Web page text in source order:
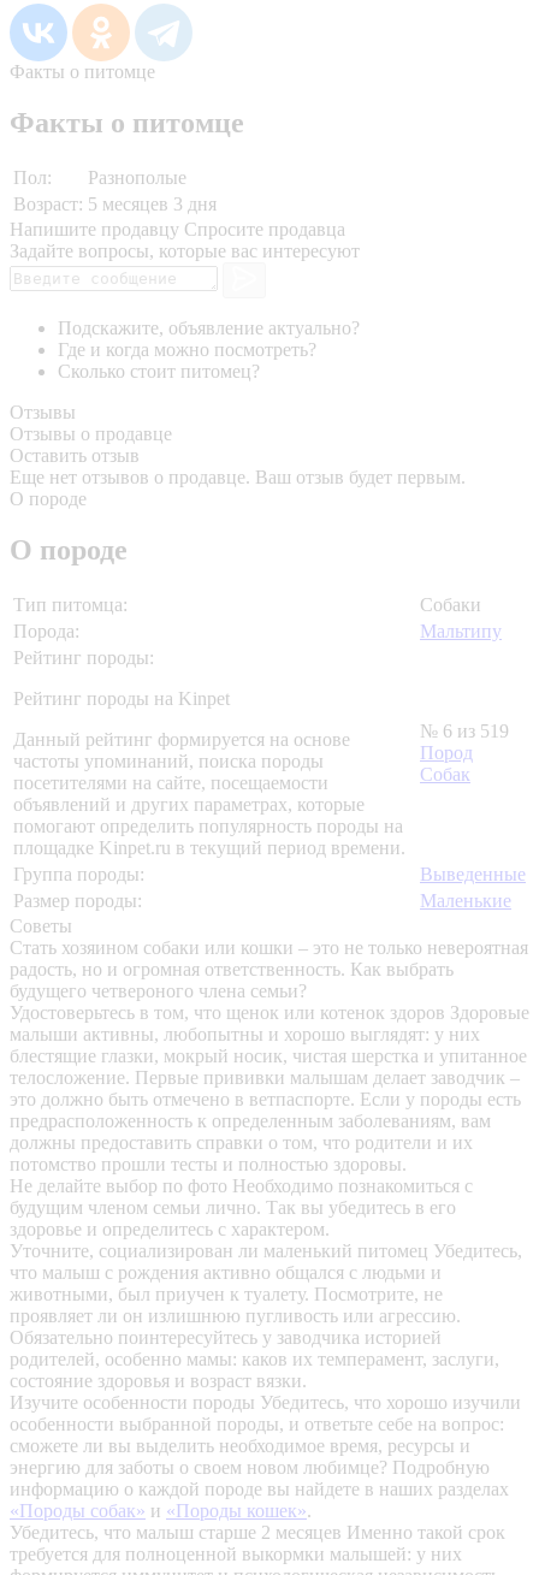
Факты о питомце
Факты о питомце
Пол:
Разнополые
Возраст: 5 месяцев 3 дня
Напишите продавцу Спросите продавца
Задайте вопросы, которые вас интересуют
Подскажите, объявление актуально?
Где и когда можно посмотреть?
Сколько стоит питомец?
Отзывы
Отзывы о продавце
Оставить отзыв
Еще нет отзывов о продавце. Ваш отзыв будет первым.
О породе
О породе
Тип питомца:
Собаки
Порода:
Мальтипу
Рейтинг породы:
Рейтинг породы на Kinpet
Данный рейтинг формируется на основе
частоты упоминаний, поиска породы
посетителями на сайте, посещаемости
объявлений и других параметрах, которые
помогают определить популярность породы на
площадке Kinpet.ru в текущий период времени.
№ 6 из 519
Пород
Собак
Группа породы:
Выведенные
Размер породы:
Маленькие
Советы
Стать хозяином собаки или кошки – это не только невероятная
радость, но и огромная ответственность. Как выбрать
будущего четвероного члена семьи?
Удостоверьтесь в том, что щенок или котенок здоров Здоровые
малыши активны, любопытны и хорошо выглядят: у них
блестящие глазки, мокрый носик, чистая шерстка и упитанное
телосложение. Первые прививки малышам делает заводчик –
это должно быть отмечено в ветпаспорте. Если у породы есть
предрасположенность к определенным заболеваниям, вам
должны предоставить справки о том, что родители и их
потомство прошли тесты и полностью здоровы.
Не делайте выбор по фото Необходимо познакомиться с
будущим членом семьи лично. Так вы убедитесь в его
здоровье и определитесь с характером.
Уточните, социализирован ли маленький питомец Убедитесь,
что малыш с рождения активно общался с людьми и
животными, был приучен к туалету. Посмотрите, не
проявляет ли он излишнюю пугливость или агрессию.
Обязательно поинтересуйтесь у заводчика историей
родителей, особенно мамы: каков их темперамент, заслуги,
состояние здоровья и возраст вязки.
Изучите особенности породы Убедитесь, что хорошо изучили
особенности выбранной породы, и ответьте себе на вопрос:
сможете ли вы выделить необходимое время, ресурсы и
энергию для заботы о своем новом любимце? Подробную
информацию о каждой породе вы найдете в наших разделах
«Породы собак» и «Породы кошек».
Убедитесь, что малыш старше 2 месяцев Именно такой срок
требуется для полноценной выкормки малышей: у них